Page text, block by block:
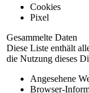
Cookies
Pixel
Gesammelte Daten
Diese Liste enthält
die Nutzung dieses
Angesehene
Browser-